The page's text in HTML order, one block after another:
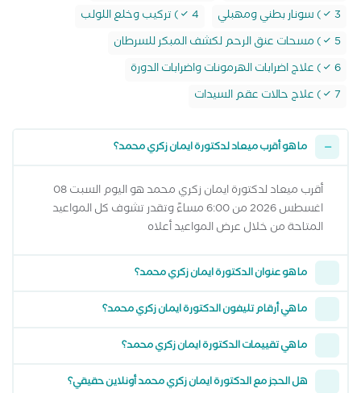
3) سونار بطني ومهبلي
4) تركيب وخلع اللولب
5) مسحات عنق الرحم لكشف المبكر للسرطان
6) علاج اضرابات الهرمونات واضرابات الدورة
7) علاج حالات عقم السيدات
ما هو أقرب ميعاد لدكتورة ايمان زكري محمد؟
أقرب ميعاد لدكتورة ايمان زكري محمد هو اليوم السبت 08
اغسطس 2026 من 6:00 مساءً وتقدر تشوف كل المواعيد
المتاحة من خلال عرض المواعيد أعلاه
ما هو عنوان الدكتورة ايمان زكري محمد؟
ما هي أرقام تليفون الدكتورة ايمان زكري محمد؟
ما هي تقييمات الدكتورة ايمان زكري محمد؟
هل الحجز مع الدكتورة ايمان زكري محمد أونلاين حقيقي؟